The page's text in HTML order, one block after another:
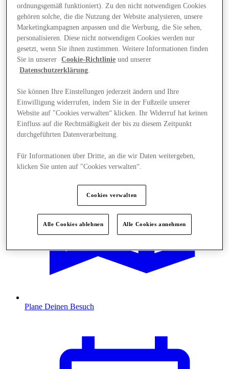
Angebote
Plane Deinen Besuch
ordnungsgemäß funktioniert). Zu den nicht notwendigen Cookies
gehören solche, die die Nutzung der Website analysieren, unsere
Marketingkampagnen anpassen und die Werbung, die Sie sehen,
personalisieren. Diese nicht notwendigen Cookies werden nur
gesetzt, wenn Sie ihnen zustimmen. Weitere Informationen finden
Sie in unserer
Cookie-Richtlinie und unserer
Datenschutzerklärung.
Sie können Ihre Einstellungen jederzeit ändern und Ihre
Einwilligung widerrufen, indem Sie in der Fußzeile unserer
Website auf "Cookies verwalten“ klicken. Ihr Widerruf hat keinen
Einfluss auf die Rechtmäßigkeit der bis zu diesem Zeitpunkt
durchgeführten Datenverarbeitung.
Für Informationen über Dritte, an die wir Daten weitergeben,
klicken Sie unten auf "Cookies verwalten“.
Cookies verwalten
Alle Cookies ablehnen Alle Cookies annehmen